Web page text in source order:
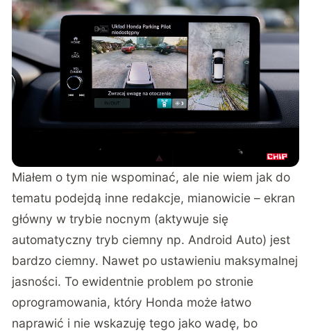
Miałem o tym nie wspominać, ale nie wiem jak do
tematu podejdą inne redakcje, mianowicie – ekran
główny w trybie nocnym (aktywuje się
automatyczny tryb ciemny np. Android Auto) jest
bardzo ciemny. Nawet po ustawieniu maksymalnej
jasności. To ewidentnie problem po stronie
oprogramowania, który Honda może łatwo
naprawić i nie wskazuję tego jako wadę, bo